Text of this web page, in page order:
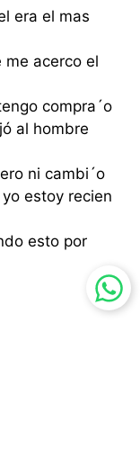
era el mas
acerco el
compra´o
al hombre
ni cambi´o
estoy recien
esto por